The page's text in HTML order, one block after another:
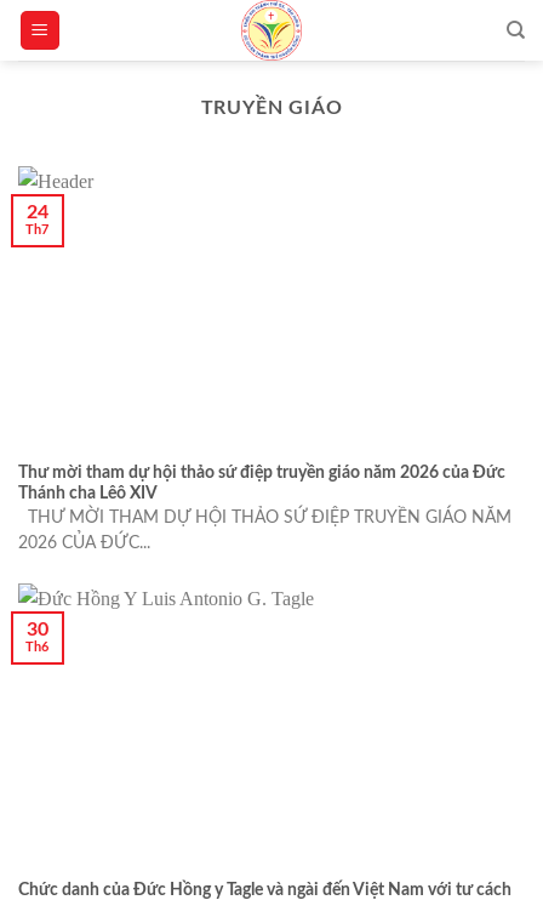
Skip
TRUYỀN GIÁO
Thư mời tham dự hội thảo sứ điệp truyền giáo năm 2026 của Đức
Thánh cha Lêô XIV
THƯ MỜI THAM DỰ HỘI THẢO SỨ ĐIỆP TRUYỀN GIÁO NĂM
2026 CỦA ĐỨC...
24
Th7
Chức danh của Đức Hồng y Tagle và ngài đến Việt Nam với tư cách
30
Th6